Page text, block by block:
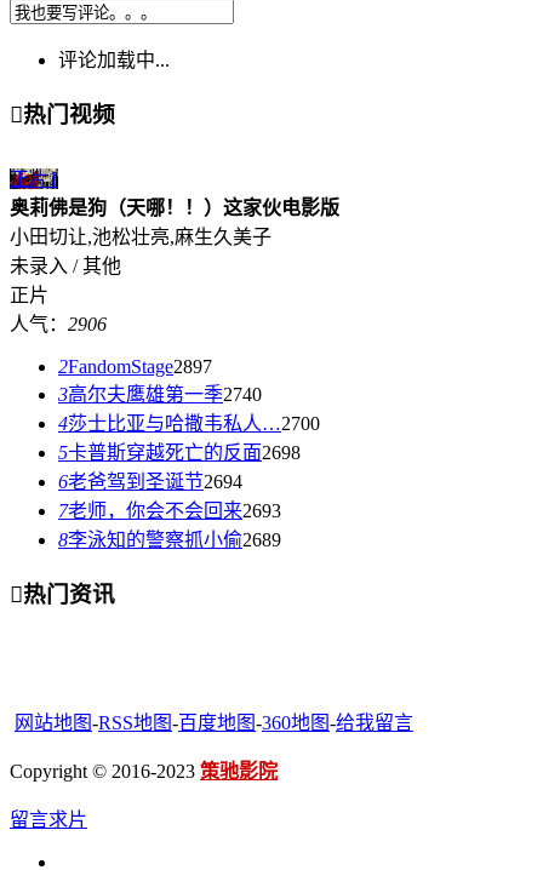
评论加载中...
热门视频
正片1
奥莉佛是狗（天哪！！）这家伙电影版
小田切让,池松壮亮,麻生久美子
未录入 / 其他
正片
人气： 2906
2FandomStage2897
3高尔夫鹰雄第一季2740
4莎士比亚与哈撒韦私人…2700
5卡普斯穿越死亡的反面2698
6老爸驾到圣诞节2694
7老师，你会不会回来2693
8李泳知的警察抓小偷2689
热门资讯
网站地图-RSS地图-百度地图-360地图-给我留言
Copyright © 2016-2023 策驰影院
留言求片